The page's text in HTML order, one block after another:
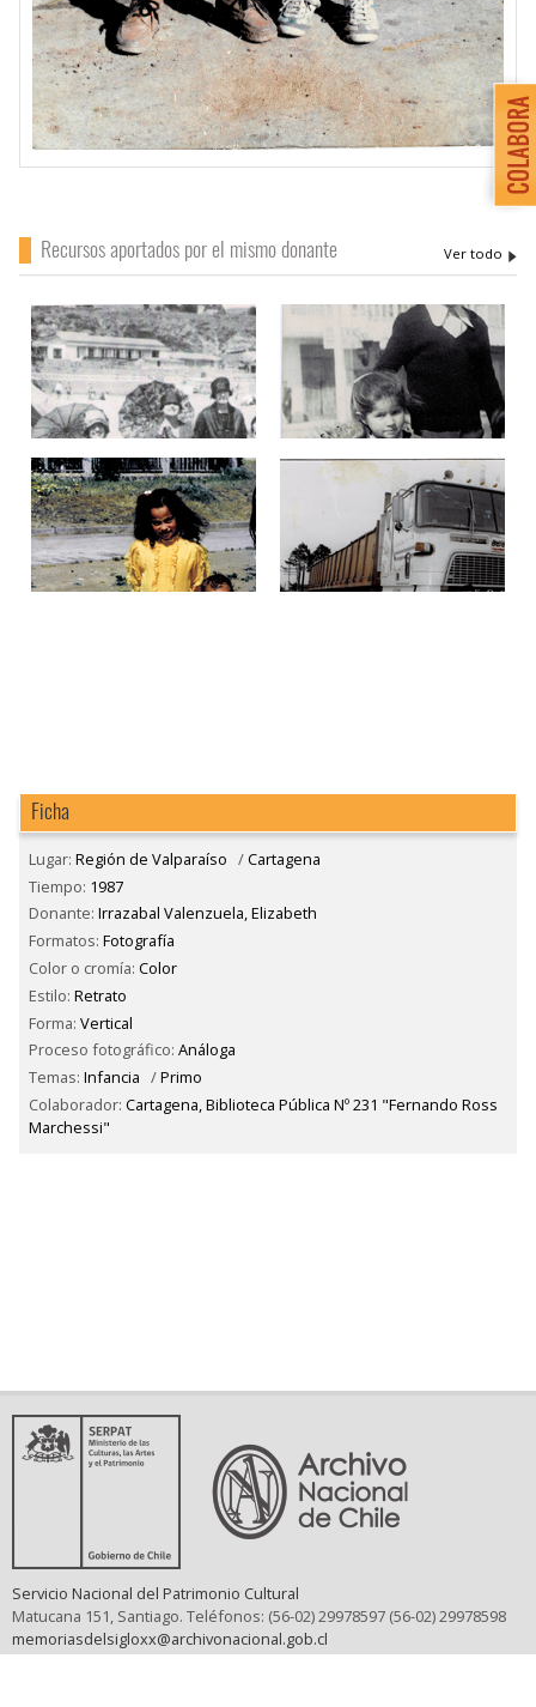
Recursos aportados por el mismo donante
Ficha
Lugar: Región de Valparaíso /Cartagena
Tiempo: 1987
Donante: Irrazabal Valenzuela, Elizabeth
Formatos: Fotografía
Color o cromía: Color
Estilo: Retrato
Forma: Vertical
Proceso fotográfico: Análoga
Temas: Infancia /Primo
Colaborador: Cartagena, Biblioteca Pública Nº 231 "Fernando Ross
Marchessi"
Servicio Nacional del Patrimonio Cultural
Matucana 151, Santiago. Teléfonos: (56-02) 29978597 (56-02) 29978598
memoriasdelsigloxx@archivonacional.gob.cl